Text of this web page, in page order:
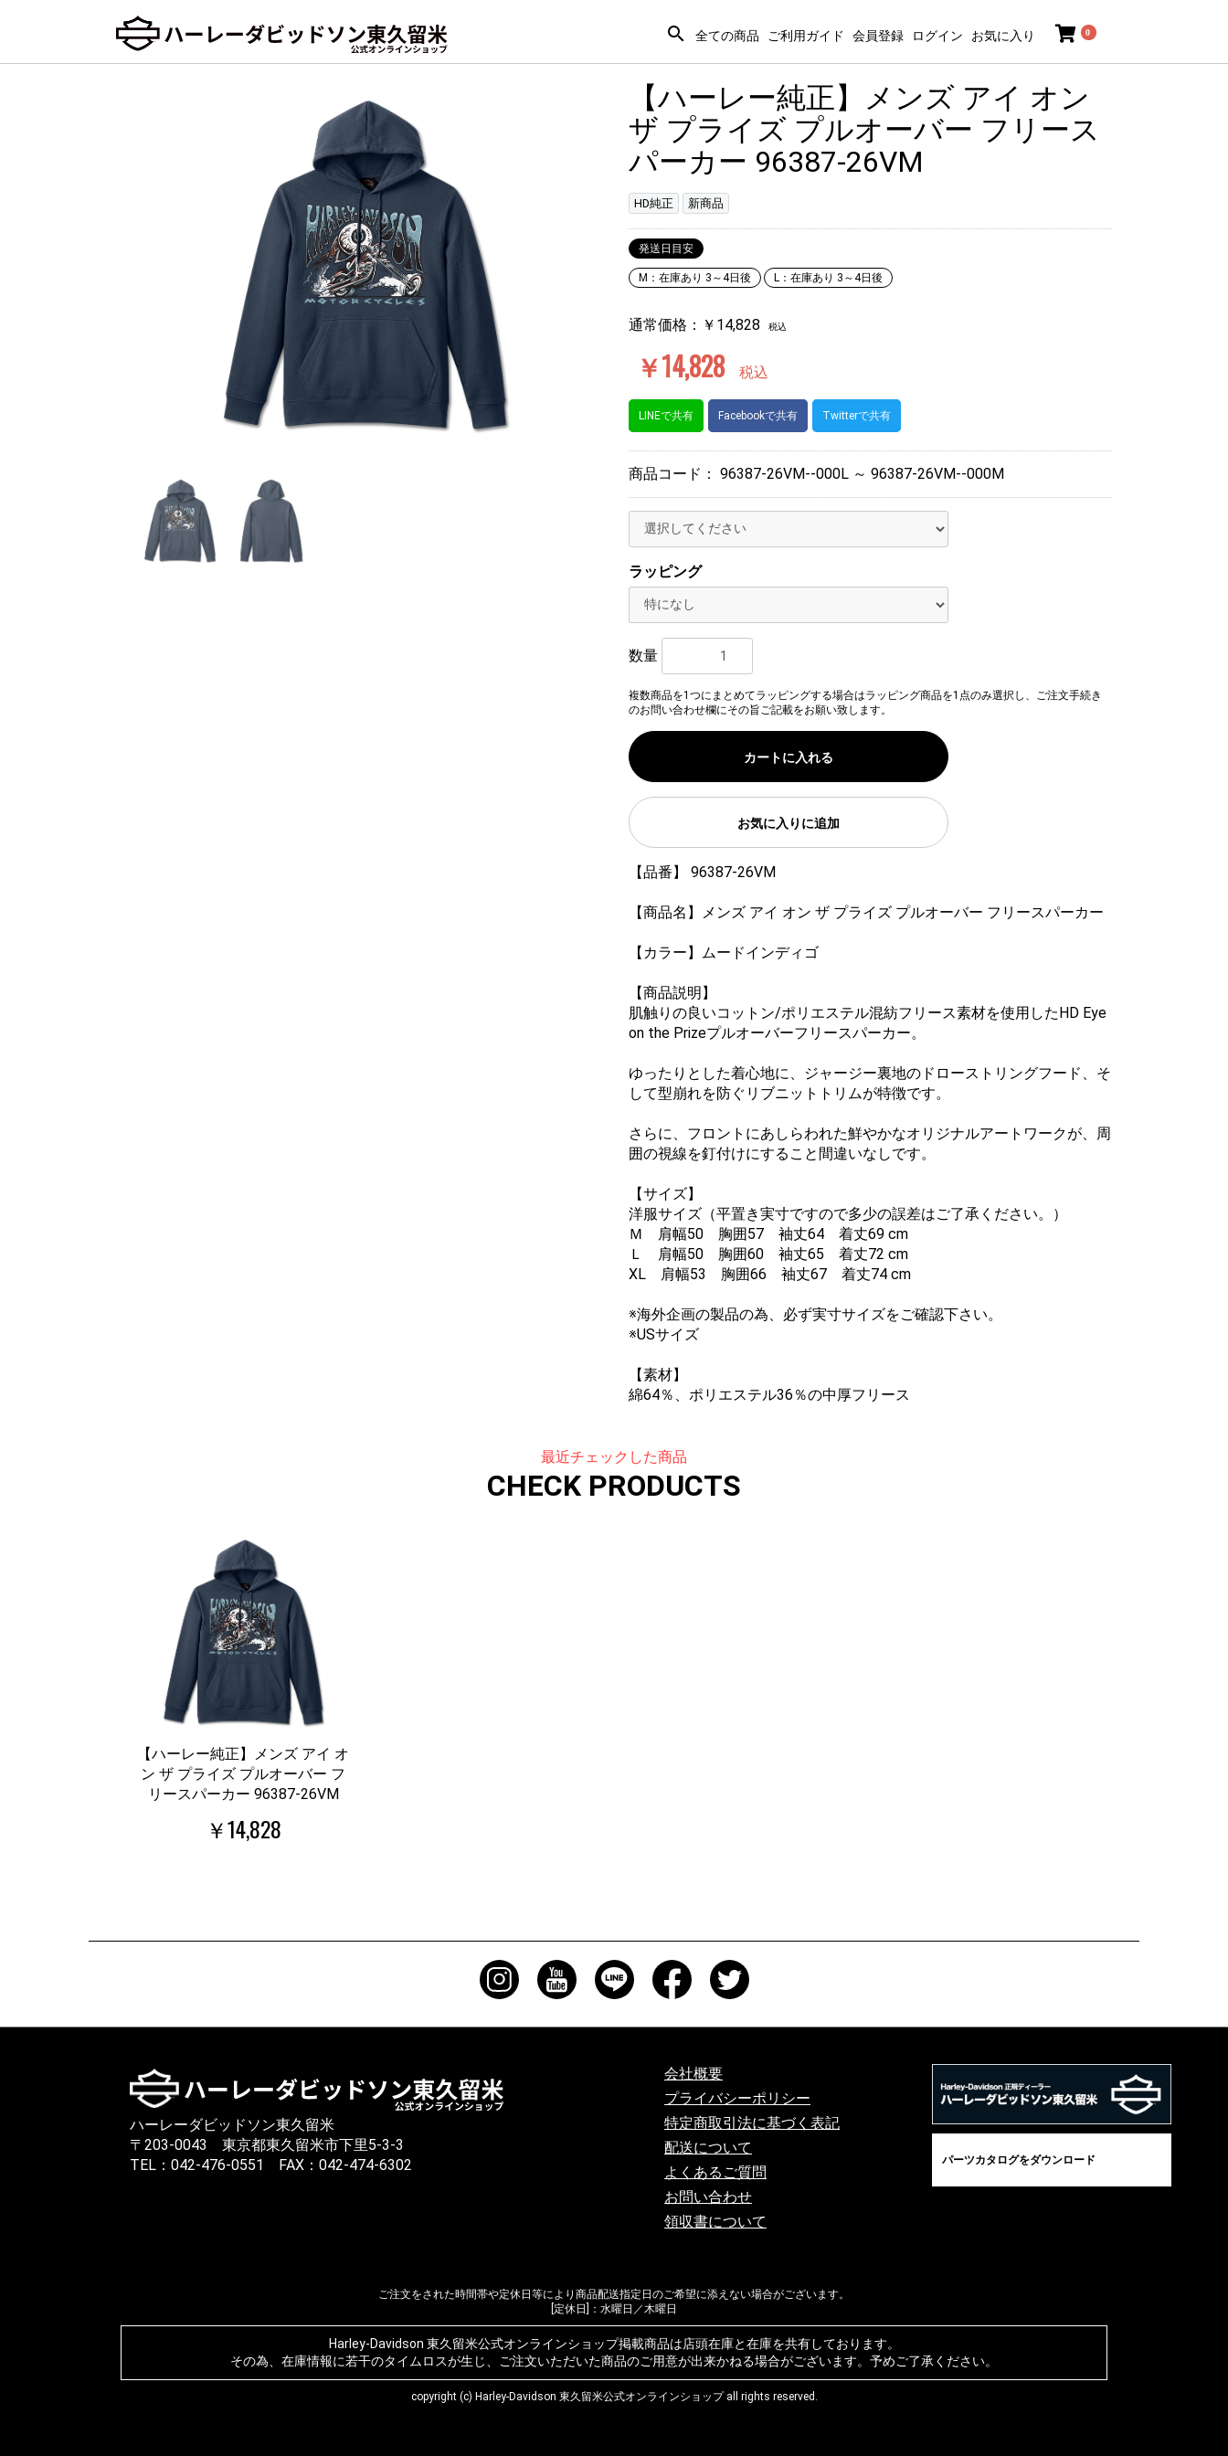
search 全ての商品 ご利用ガイド 会員登録 ログイン お気に入り 0
【ハーレー純正】メンズ アイ オン
ザ プライズ プルオーバー フリース
パーカー 96387-26VM
HD純正 新商品
発送日目安
M：在庫あり 3～4日後 L：在庫あり 3～4日後
通常価格： ￥14,828 税込
￥14,828 税込
LINEで共有 Facebookで共有 Twitterで共有
商品コード： 96387-26VM--000L ～ 96387-26VM--000M
ラッピング
数量
複数商品を1つにまとめてラッピングする場合はラッピング商品を1点のみ選択し、ご注文手続き
のお問い合わせ欄にその旨ご記載をお願い致します。
カートに入れる
お気に入りに追加
【品番】 96387-26VM
【商品名】メンズ アイ オン ザ プライズ プルオーバー フリースパーカー
【カラー】ムードインディゴ
【商品説明】
肌触りの良いコットン/ポリエステル混紡フリース素材を使用したHD Eye
on the Prizeプルオーバーフリースパーカー。
ゆったりとした着心地に、ジャージー裏地のドローストリングフード、そ
して型崩れを防ぐリブニットトリムが特徴です。
さらに、フロントにあしらわれた鮮やかなオリジナルアートワークが、周
囲の視線を釘付けにすること間違いなしです。
【サイズ】
洋服サイズ（平置き実寸ですので多少の誤差はご了承ください。）
Ｍ 肩幅50 胸囲57 袖丈64 着丈69 cm
Ｌ 肩幅50 胸囲60 袖丈65 着丈72 cm
XL 肩幅53 胸囲66 袖丈67 着丈74 cm
※海外企画の製品の為、必ず実寸サイズをご確認下さい。
※USサイズ
【素材】
綿64％、ポリエステル36％の中厚フリース
最近チェックした商品
CHECK PRODUCTS
【ハーレー純正】メンズ アイ オ
ン ザ プライズ プルオーバー フ
リースパーカー 96387-26VM
￥14,828
ハーレーダビッドソン東久留米
〒203-0043 東京都東久留米市下里5-3-3
TEL：042-476-0551 FAX：042-474-6302
会社概要
プライバシーポリシー
特定商取引法に基づく表記
配送について
よくあるご質問
お問い合わせ
領収書について
パーツカタログをダウンロード
ご注文をされた時間帯や定休日等により商品配送指定日のご希望に添えない場合がございます。
[定休日]：水曜日／木曜日
Harley-Davidson 東久留米公式オンラインショップ掲載商品は店頭在庫と在庫を共有しております。
その為、在庫情報に若干のタイムロスが生じ、ご注文いただいた商品のご用意が出来かねる場合がございます。予めご了承ください。
copyright (c) Harley-Davidson 東久留米公式オンラインショップ all rights reserved.